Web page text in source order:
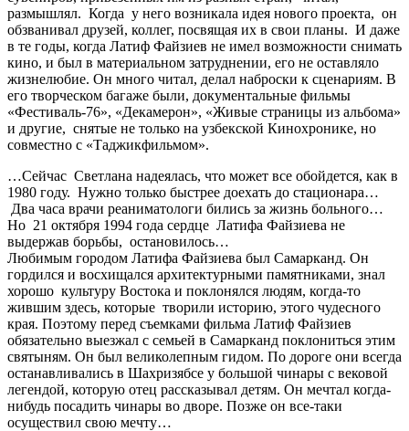
размышлял. Когда у него возникала идея нового проекта, он
обзванивал друзей, коллег, посвящая их в свои планы. И даже
в те годы, когда Латиф Файзиев не имел возможности снимать
кино, и был в материальном затруднении, его не оставляло
жизнелюбие. Он много читал, делал наброски к сценариям. В
его творческом багаже были, документальные фильмы
«Фестиваль-76», «Декамерон», «Живые страницы из альбома»
и другие, снятые не только на узбекской Кинохронике, но
совместно с «Таджикфильмом».
…Сейчас Светлана надеялась, что может все обойдется, как в
1980 году. Нужно только быстрее доехать до стационара…
Два часа врачи реаниматологи бились за жизнь больного…
Но 21 октября 1994 года сердце Латифа Файзиева не
выдержав борьбы, остановилось…
Любимым городом Латифа Файзиева был Самарканд. Он
гордился и восхищался архитектурными памятниками, знал
хорошо культуру Востока и поклонялся людям, когда-то
жившим здесь, которые творили историю, этого чудесного
края. Поэтому перед съемками фильма Латиф Файзиев
обязательно выезжал с семьей в Самарканд поклониться этим
святыням. Он был великолепным гидом. По дороге они всегда
останавливались в Шахризябсе у большой чинары с вековой
легендой, которую отец рассказывал детям. Он мечтал когда-
нибудь посадить чинары во дворе. Позже он все-таки
осуществил свою мечту…